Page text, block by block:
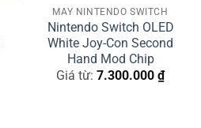
MÁY NINTENDO SWITCH
Nintendo Switch OLED
White Joy-Con Second
Hand Mod Chip
Giá từ: 7.300.000 ₫